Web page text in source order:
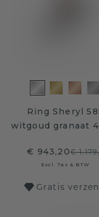
Ring Sheryl
witgoud granaat
€ 943,20€
Excl. Tax & BTW
Gratis